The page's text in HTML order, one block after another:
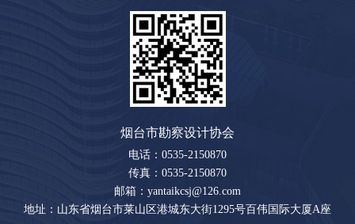
烟台市勘察设计协会
电话：0535-2150870
传真：0535-2150870
邮箱：yantaikcsj@126.com
地址：山东省烟台市莱山区港城东大街1295号百伟国际大厦A座